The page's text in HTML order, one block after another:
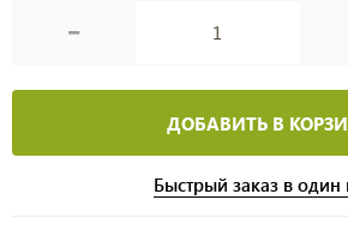
ДОБАВИТЬ В
Быстрый заказ в один